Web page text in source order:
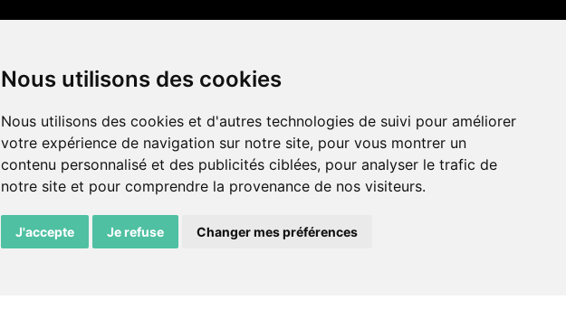
Nous utilisons des cookies
Nous utilisons des cookies et d'autres technologies de suivi pour améliorer
votre expérience de navigation sur notre site, pour vous montrer un
contenu personnalisé et des publicités ciblées, pour analyser le trafic de
notre site et pour comprendre la provenance de nos visiteurs.
J'accepte Je refuse Changer mes préférences